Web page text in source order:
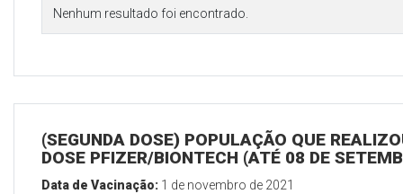
Nenhum resultado foi encontrado.
(SEGUNDA DOSE) POPULAÇÃO QUE
DOSE PFIZER/BIONTECH (ATÉ 08 DE
Data de Vacinação: 1 de novembro de 2021